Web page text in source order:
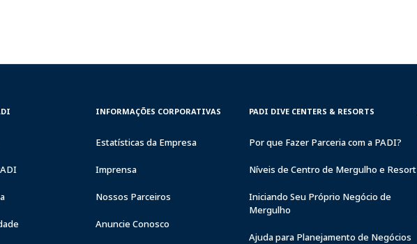
CORPORATE
INFORMAÇÕES CORPORATIVAS
Estatísticas da Empresa
Imprensa
Nossos Parceiros
Anuncie Conosco
PADI
PADI DIVE CENTERS & RESORTS
Por que Fazer Parceria com a PADI?
Níveis de Centro de Mergulho e Resort
Iniciando Seu Próprio Negócio de
Mergulho
Ajuda para Planejamento de Negócios